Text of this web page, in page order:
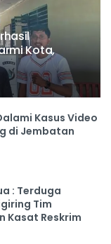
Kota,
Kasus Video
di Jembatan
: Terduga
Tim
Kasat Reskrim